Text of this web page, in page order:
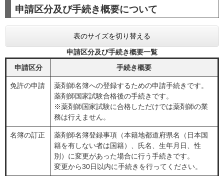
申請区分及び手続き概要について
表のサイズを切り替える
申請区分及び手続き概要一覧
申請区分
手続き概要
免許の申請
薬剤師名簿への登録するための申請手続きです。
薬剤師国家試験合格後の手続きです。
※薬剤師国家試験に合格しただけでは薬剤師の業
務は行えません。
名簿の訂正
薬剤師名簿登録事項（本籍地都道府県名（日本国
籍を有しない者は国籍）、氏名、生年月日、性
別）に変更があった場合に行う手続きです。
変更から30日以内に手続きを行ってください。